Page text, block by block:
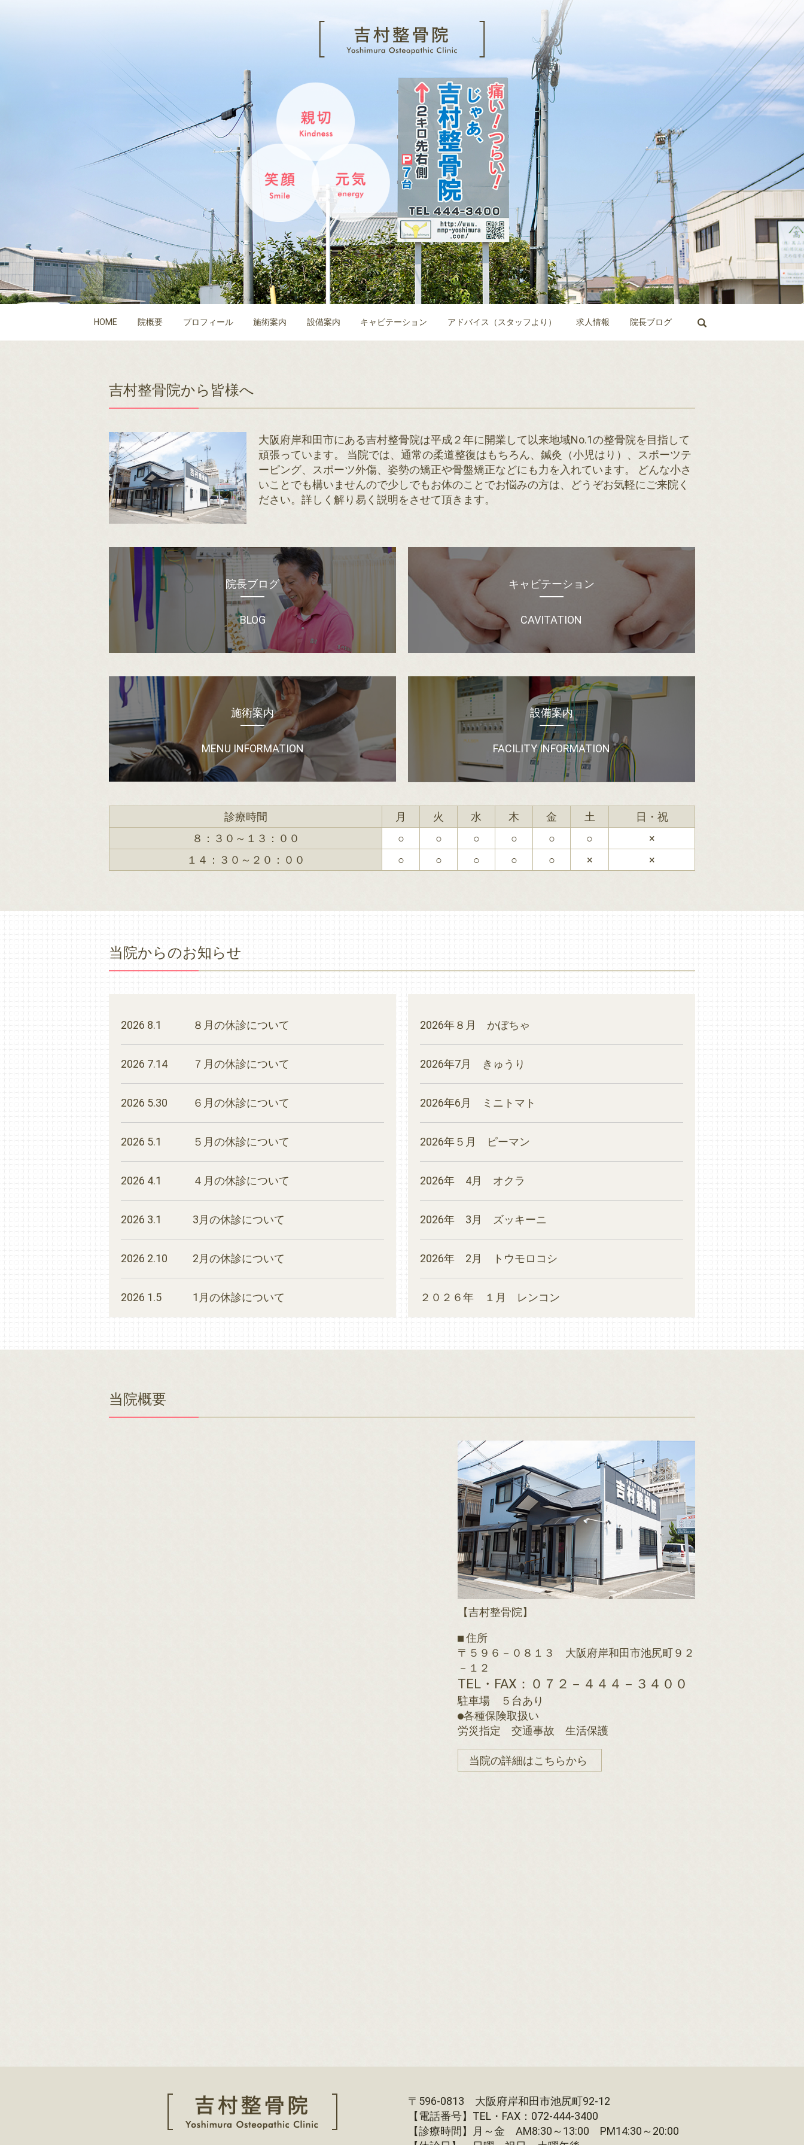
HOME 院概要 プロフィール 施術案内 設備案内 キャビテーション アドバイス（スタッフより） 求人情報 院長ブログ
吉村整骨院から皆様へ
大阪府岸和田市にある吉村整骨院は平成２年に開業して以来地域No.1の整骨院を目指して
頑張っています。 当院では、通常の柔道整復はもちろん、鍼灸（小児はり）、スポーツテ
ーピング、スポーツ外傷、姿勢の矯正や骨盤矯正などにも力を入れています。 どんな小さ
いことでも構いませんので少しでもお体のことでお悩みの方は、どうぞお気軽にご来院く
ださい。詳しく解り易く説明をさせて頂きます。
院長ブログ
BLOG
キャビテーション
CAVITATION
施術案内
MENU INFORMATION
設備案内
FACILITY INFORMATION
診療時間 月 火 水 木 金 土
日・祝
８：３０～１３：００
○ ○ ○ ○ ○ ○
×
１４：３０～２０：００
○ ○ ○ ○ ○ × ×
当院からのお知らせ
2026 8.1 ８月の休診について
2026 7.14 ７月の休診について
2026 5.30 ６月の休診について
2026 5.1 ５月の休診について
2026 4.1 ４月の休診について
2026 3.1 3月の休診について
2026 2.10 2月の休診について
2026 1.5 1月の休診について
2026年８月 かぼちゃ
2026年7月 きゅうり
2026年6月 ミニトマト
2026年５月 ピーマン
2026年 4月 オクラ
2026年 3月 ズッキーニ
2026年 2月 トウモロコシ
２０２６年 １月 レンコン
１１月 心臓癌について
１０月 女性の便秘について
9月 味覚障害について
８月 牡蠣と柿について
7月 薬の飲み方について
6月 美肌効果について
5月 便秘について
4月 早食いについて
3月 二度寝について
２月 血管について
7月 つむじ について
当院概要
【吉村整骨院】
住所
〒５９６－０８１３ 大阪府岸和田市池尻町９２
－１２
TEL・FAX：０７２－４４４－３４００
駐車場 ５台あり
各種保険取扱い
労災指定 交通事故 生活保護
当院の詳細はこちらから
〒596-0813 大阪府岸和田市池尻町92-12
【電話番号】TEL・FAX：072-444-3400
【診療時間】月～金 AM8:30～13:00 PM14:30～20:00